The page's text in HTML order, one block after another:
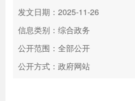
高效办成一件事
发文日期：2025-11-26
信息类别：综合政务
公开范围：全部公开
公开方式：政府网站